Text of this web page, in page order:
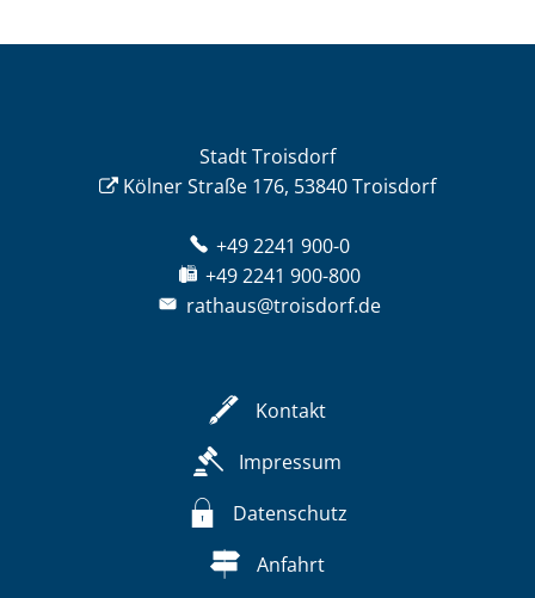
Stadt Troisdorf
Kölner Straße 176, 53840 Troisdorf
+49 2241 900-0
+49 2241 900-800
rathaus@troisdorf.de
Kontakt
Impressum
Datenschutz
Anfahrt